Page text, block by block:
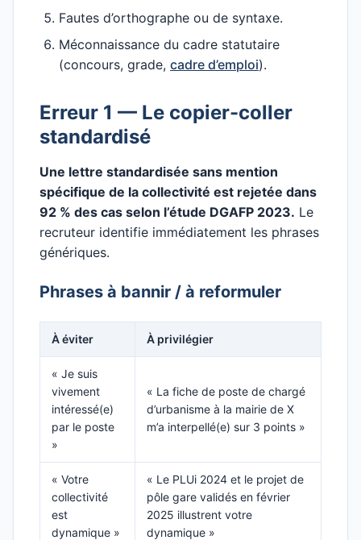
Fautes d’orthographe ou de syntaxe.
Méconnaissance du cadre statutaire
(concours, grade, cadre d’emploi).
Erreur 1 — Le copier-coller
standardisé
Une lettre standardisée sans mention
spécifique de la collectivité est rejetée dans
92 % des cas selon l’étude DGAFP 2023. Le
recruteur identifie immédiatement les phrases
génériques.
Phrases à bannir / à reformuler
À éviter À privilégier
« Je suis
vivement
intéressé(e)
par le poste
»
« La fiche de poste de chargé
d’urbanisme à la mairie de X
m’a interpellé(e) sur 3 points »
« Votre
collectivité
est
dynamique »
« Le PLUi 2024 et le projet de
pôle gare validés en février
2025 illustrent votre
dynamique »